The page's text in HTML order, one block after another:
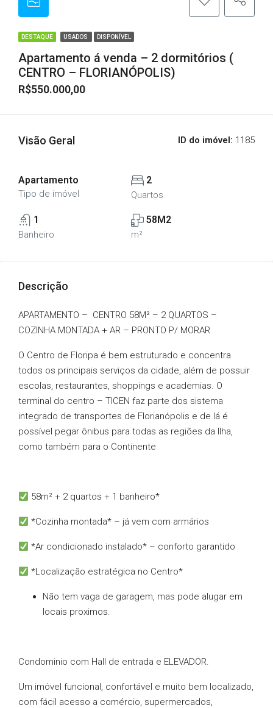
DESTAQUE USADOS DISPONÍVEL
Apartamento á venda – 2 dormitórios (
CENTRO – FLORIANÓPOLIS)
R$550.000,00
Visão Geral ID do imóvel: 1185
Apartamento
Tipo de imóvel
2
Quartos
1
Banheiro
58M2
m²
Descrição
APARTAMENTO – CENTRO 58M² – 2 QUARTOS –
COZINHA MONTADA + AR – PRONTO P/ MORAR
O Centro de Floripa é bem estruturado e concentra
todos os principais serviços da cidade, além de possuir
escolas, restaurantes, shoppings e academias. O
terminal do centro – TICEN faz parte dos sistema
integrado de transportes de Florianópolis e de lá é
possível pegar ônibus para todas as regiões da Ilha,
como também para o Continente
58m² + 2 quartos + 1 banheiro*
*Cozinha montada* – já vem com armários
*Ar condicionado instalado* – conforto garantido
*Localização estratégica no Centro*
Não tem vaga de garagem, mas pode alugar em
locais proximos.
Condominio com Hall de entrada e ELEVADOR.
Um imóvel funcional, confortável e muito bem localizado,
com fácil acesso a comércio, supermercados,